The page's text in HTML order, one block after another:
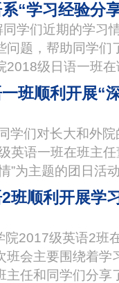
“学习经验分
学们近期的学习
题，帮助同学们
2018级日语一班
班顺利开展“
学们对长大和外
英语一班在班主
”为主题的团日活
班顺利开展学
2017级英语2班
班会主要围绕着学
主任和同学们分